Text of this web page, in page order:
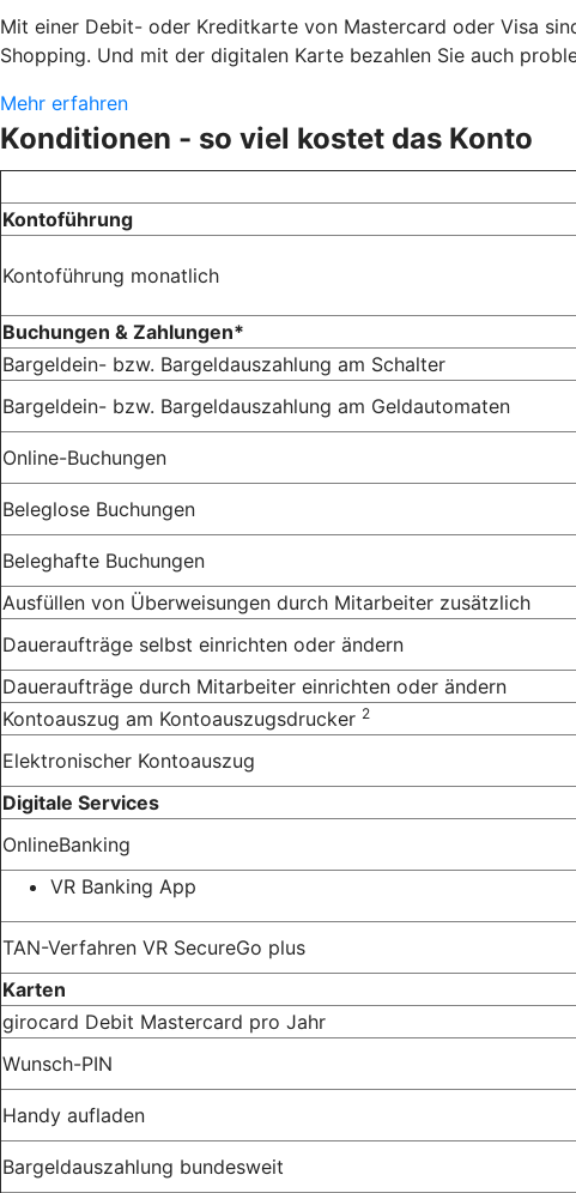
Mit einer Debit- oder Kreditkarte von Mastercard oder Visa
Shopping. Und mit der digitalen Karte bezahlen Sie auch
Mehr erfahren
Konditionen - so viel kostet das Konto
Kontoführung
Kontoführung monatlich
Buchungen & Zahlungen*
Bargeldein- bzw. Bargeldauszahlung am Schalter
Bargeldein- bzw. Bargeldauszahlung am Geldautomaten
Online-Buchungen
Beleglose Buchungen
Beleghafte Buchungen
Ausfüllen von Überweisungen durch Mitarbeiter zusätzlich
Daueraufträge selbst einrichten oder ändern
Daueraufträge durch Mitarbeiter einrichten oder ändern
Kontoauszug am Kontoauszugsdrucker 2
Elektronischer Kontoauszug
Digitale Services
OnlineBanking
VR Banking App
TAN-Verfahren VR SecureGo plus
Karten
girocard Debit Mastercard pro Jahr
Wunsch-PIN
Handy aufladen
Bargeldauszahlung bundesweit